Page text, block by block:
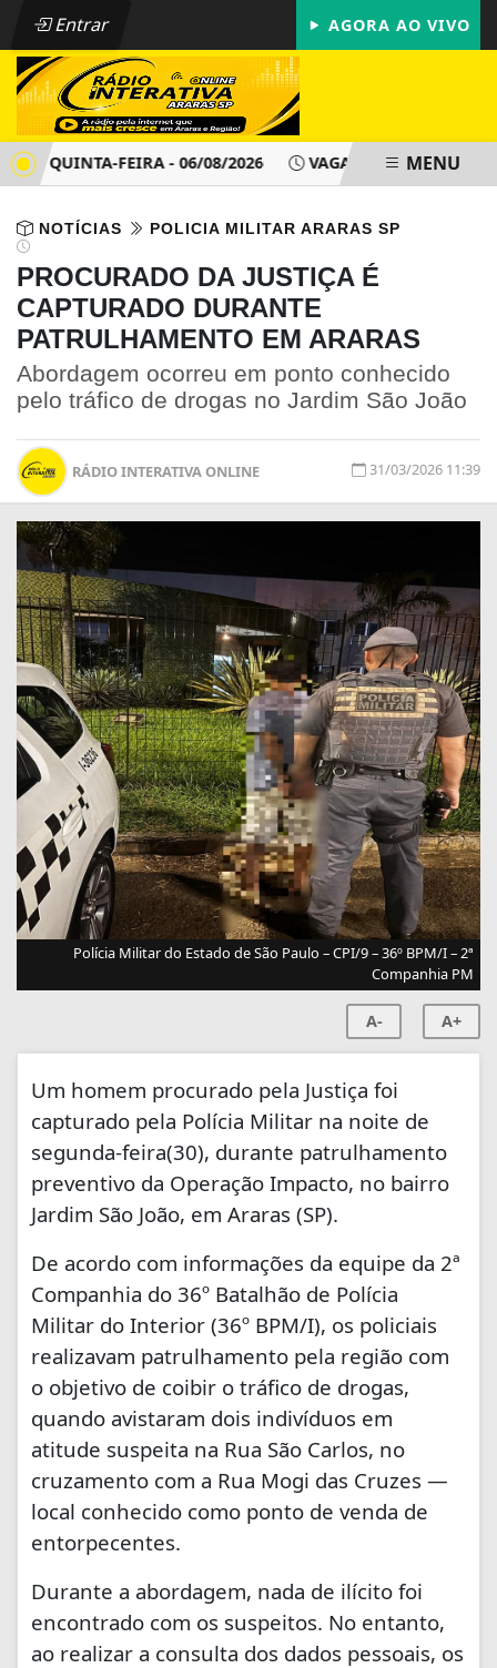
Entrar AGORA AO VIVO
- QUINTA-FEIRA - 06/08/2026 VAGAS DE EMPREGO -
MENU
NOTÍCIAS POLICIA MILITAR ARARAS SP
PROCURADO DA JUSTIÇA É
CAPTURADO DURANTE
PATRULHAMENTO EM ARARAS
Abordagem ocorreu em ponto conhecido
pelo tráfico de drogas no Jardim São João
RÁDIO INTERATIVA ONLINE 31/03/2026 11:39
Polícia Militar do Estado de São Paulo – CPI/9 – 36º BPM/I – 2ª
Companhia PM
A- A+
Um homem procurado pela Justiça foi
capturado pela Polícia Militar na noite de
segunda-feira(30), durante patrulhamento
preventivo da Operação Impacto, no bairro
Jardim São João, em Araras (SP).
De acordo com informações da equipe da 2ª
Companhia do 36º Batalhão de Polícia
Militar do Interior (36º BPM/I), os policiais
realizavam patrulhamento pela região com
o objetivo de coibir o tráfico de drogas,
quando avistaram dois indivíduos em
atitude suspeita na Rua São Carlos, no
cruzamento com a Rua Mogi das Cruzes —
local conhecido como ponto de venda de
entorpecentes.
Durante a abordagem, nada de ilícito foi
encontrado com os suspeitos. No entanto,
ao realizar a consulta dos dados pessoais, os